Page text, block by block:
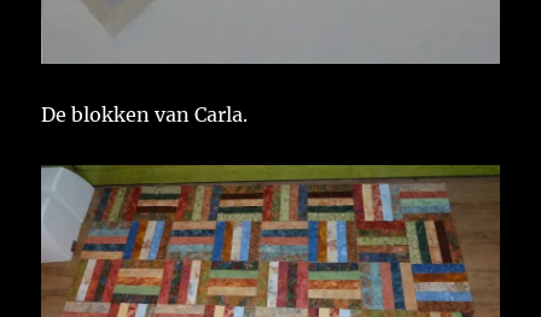
De blokken van Carla.